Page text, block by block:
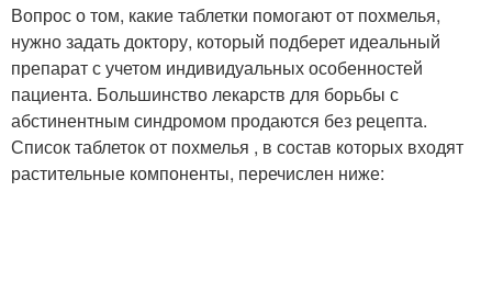
Вопрос о том, какие таблетки помогают от похмелья,
нужно задать доктору, который подберет идеальный
препарат с учетом индивидуальных особенностей
пациента. Большинство лекарств для борьбы с
абстинентным синдромом продаются без рецепта.
Список таблеток от похмелья , в состав которых входят
растительные компоненты, перечислен ниже: